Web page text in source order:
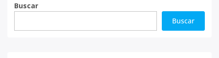
Buscar
Buscar